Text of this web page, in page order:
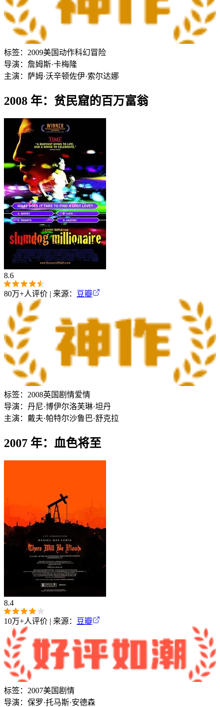
标签： 2009美国动作科幻冒险
导演： 詹姆斯·卡梅隆
主演： 萨姆·沃辛顿佐伊·索尔达娜
2008 年：贫民窟的百万富翁
8.6
80万+人评价 | 来源： 豆瓣
标签： 2008英国 剧情爱情
导演： 丹尼·博伊尔洛芙琳·坦丹
主演： 戴夫·帕特尔沙鲁巴·舒克拉
2007 年：血色将至
8.4
10万+人评价 | 来源： 豆瓣
标签： 2007美国 剧情
导演： 保罗·托马斯·安德森